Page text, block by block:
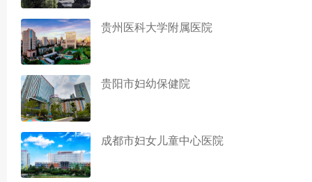
贵州医科大学附属医院
贵阳市妇幼保健院
成都市妇女儿童中心医院